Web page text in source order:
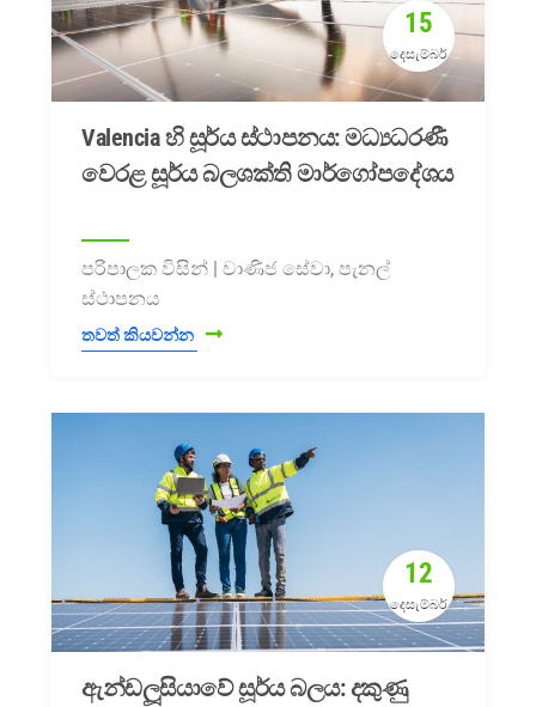
15
දෙසැම්බර්
Valencia හි සූර්ය ස්ථාපනය: මධ්‍යධරණී
වෙරළ සූර්ය බලශක්ති මාර්ගෝපදේශය
පරිපාලක විසින් | වාණිජ සේවා, පැනල්
ස්ථාපනය
තවත් කියවන්න
12
දෙසැම්බර්
ඇන්ඩලූසියාවේ සූර්ය බලය: දකුණු